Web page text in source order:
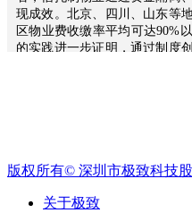
ꀉ
租
赁
管
ꁹ
现成效。北京、四川、山东等
区物业费收缴率平均可达90%
的实践进一步证明，通过制度
极性。相信随着烟台推广工作
为全国物业数字化、规范化转
版权所有© 深圳市极致科技
关于极致